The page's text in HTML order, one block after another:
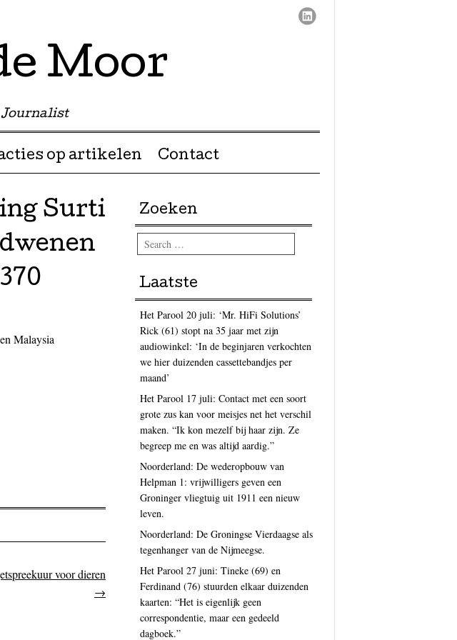
Moor
Journalist
op artikelen Contact
Surti
Malaysia
voor dieren
→
Zoeken
Search
Laatste
Het Parool 20 juli: ‘Mr. HiFi Solutions’
Rick (61) stopt na 35 jaar met zijn
audiowinkel: ‘In de beginjaren verkochten
we hier duizenden cassettebandjes per
maand’
Het Parool 17 juli: Contact met een soort
grote zus kan voor meisjes net het verschil
maken. “Ik kon mezelf bij haar zijn. Ze
begreep me en was altijd aardig.”
Noorderland: De wederopbouw van
Helpman 1: vrijwilligers geven een
Groninger vliegtuig uit 1911 een nieuw
leven.
Noorderland: De Groningse Vierdaagse als
tegenhanger van de Nijmeegse.
Het Parool 27 juni: Tineke (69) en
Ferdinand (76) stuurden elkaar duizenden
kaarten: “Het is eigenlijk geen
correspondentie, maar een gedeeld
dagboek.”